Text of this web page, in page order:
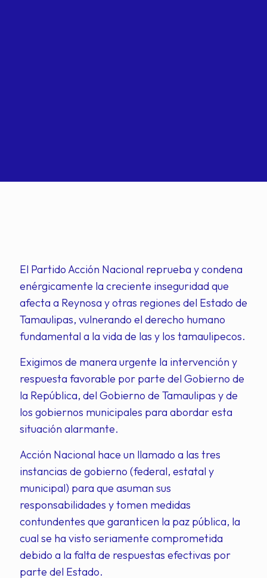
El Partido Acción Nacional reprueba y condena
enérgicamente la creciente inseguridad que
afecta a Reynosa y otras regiones del Estado de
Tamaulipas, vulnerando el derecho humano
fundamental a la vida de las y los tamaulipecos.
Exigimos de manera urgente la intervención y
respuesta favorable por parte del Gobierno de
la República, del Gobierno de Tamaulipas y de
los gobiernos municipales para abordar esta
situación alarmante.
Acción Nacional hace un llamado a las tres
instancias de gobierno (federal, estatal y
municipal) para que asuman sus
responsabilidades y tomen medidas
contundentes que garanticen la paz pública, la
cual se ha visto seriamente comprometida
debido a la falta de respuestas efectivas por
parte del Estado.